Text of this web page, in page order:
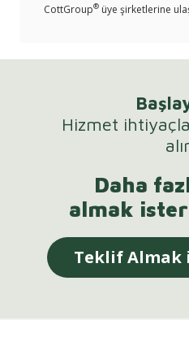
CottGroup® üye şirketlerine
Hizmet
Daha
almak
Teklif Almak